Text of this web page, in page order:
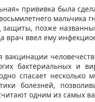
прививка была
мальчика
защиты, позже
врач ввел ему
вакцинации
бактериальных и
спасает
болезней,
одним из самых